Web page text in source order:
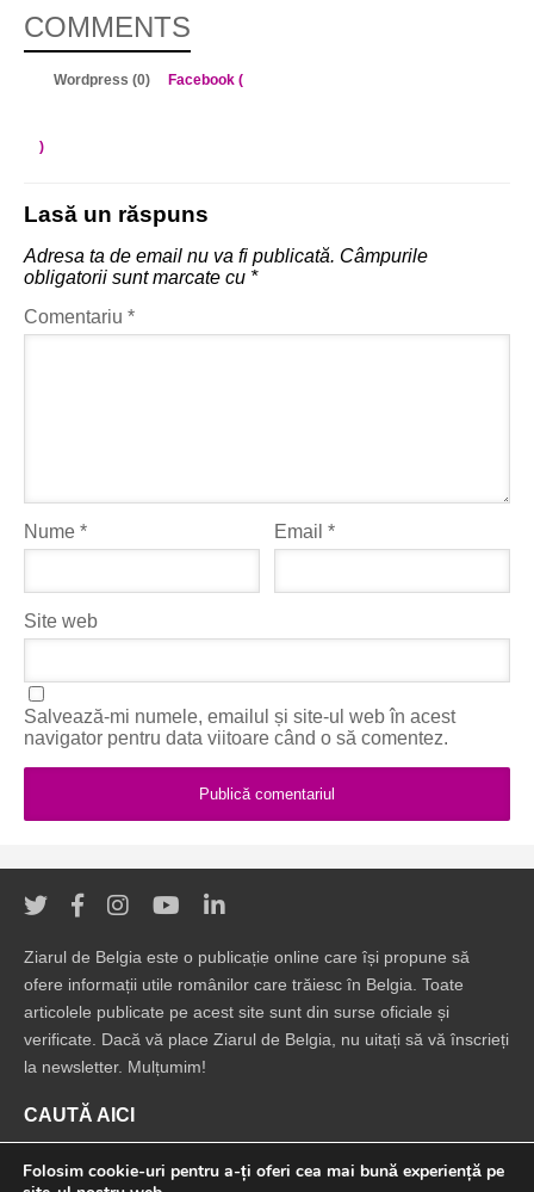
COMMENTS
Wordpress (0) Facebook (
)
Lasă un răspuns
Adresa ta de email nu va fi publicată. Câmpurile
obligatorii sunt marcate cu *
Comentariu *
Nume * Email*
Site web
Salvează-mi numele, emailul și site-ul web în acest
navigator pentru data viitoare când o să comentez.
Ziarul de Belgia este o publicație online care își propune să
ofere informații utile românilor care trăiesc în Belgia. Toate
articolele publicate pe acest site sunt din surse oficiale și
verificate. Dacă vă place Ziarul de Belgia, nu uitați să vă înscrieți
la newsletter. Mulțumim!
CAUTĂ AICI
Folosim cookie-uri pentru a-ți oferi cea mai bună experiență pe